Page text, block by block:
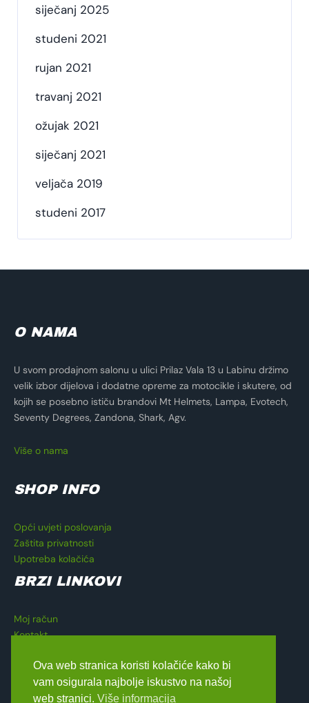
siječanj 2025
studeni 2021
rujan 2021
travanj 2021
ožujak 2021
siječanj 2021
veljača 2019
studeni 2017
O NAMA
U svom prodajnom salonu u ulici Prilaz Vala 13 u Labinu držimo
velik izbor dijelova i dodatne opreme za motocikle i skutere, od
kojih se posebno ističu brandovi Mt Helmets, Lampa, Evotech,
Seventy Degrees, Zandona, Shark, Agv.
Više o nama
SHOP INFO
Opći uvjeti poslovanja
Zaštita privatnosti
Upotreba kolačića
BRZI LINKOVI
Moj račun
Kontakt
Blagajna
Ova web stranica koristi kolačiće kako bi
vam osigurala najbolje iskustvo na našoj
web stranici. Više informacija